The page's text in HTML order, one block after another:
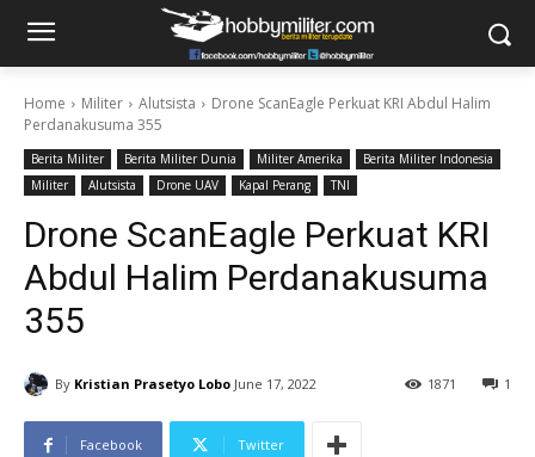
Home Militer Alutsista
Drone ScanEagle Perkuat KRI Abdul Halim
Perdanakusuma 355
Berita Militer Berita Militer Dunia Militer Amerika
Berita Militer Indonesia
Militer
Alutsista Drone UAV Kapal Perang TNI
Drone ScanEagle Perkuat KRI
Abdul Halim Perdanakusuma
355
By Kristian Prasetyo Lobo June 17, 2022 1
1871
Facebook Twitter